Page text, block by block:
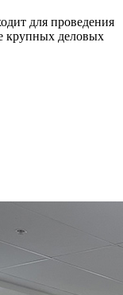
для проведения
крупных деловых